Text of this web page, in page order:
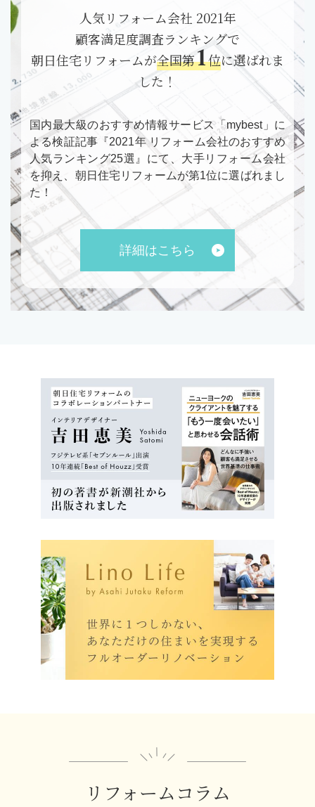
人気リフォーム会社 2021年
顧客満足度調査ランキングで
朝日住宅リフォームが全国第1位に選ばれま
した！
国内最大級のおすすめ情報サービス「mybest」に
よる検証記事『2021年 リフォーム会社のおすすめ
人気ランキング25選』にて、大手リフォーム会社
を抑え、朝日住宅リフォームが第1位に選ばれまし
た！
詳細はこちら
リフォームコラム